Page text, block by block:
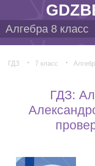
ГДЗ 7 класс
ГДЗ: